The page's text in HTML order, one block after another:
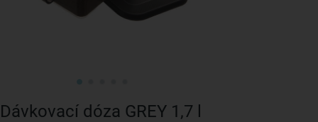
Dávkovací dóza GREY 1,7 l